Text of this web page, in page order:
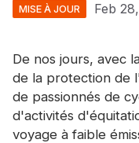
Vêtements de
Matériau qui brille
Garniture de
MISE À JOUR Feb
De nos jours, avec
de la protection de
de passionnés de
d'activités
voyage à faible